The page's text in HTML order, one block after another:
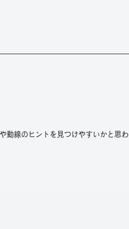
動線のヒントを見つけやすいかと思わ